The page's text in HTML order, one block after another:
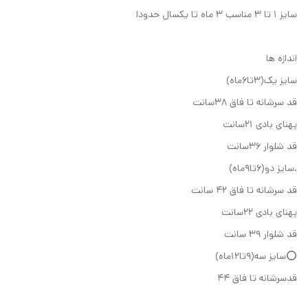
سایز ۱ تا ۳ مناسب ۳ ماه تا یکسال حدودا
اندازه ها
سایز یک(۳تا۶ماه)
قد سرشانه تا فاق ۳۸سانت
پهنای بادی ۲۱سانت
قد شلوار ۳۶سانت
.سایز دو(۶تا۹ماه)
قد سرشانه تا فاق ۴۲ سانت
پهنای بادی ۲۲سانت
قد شلوار ۳۹ سانت
⭕سایز سه(۹تا۱۲ماه)
قدسرشانه تا فاق ۴۴